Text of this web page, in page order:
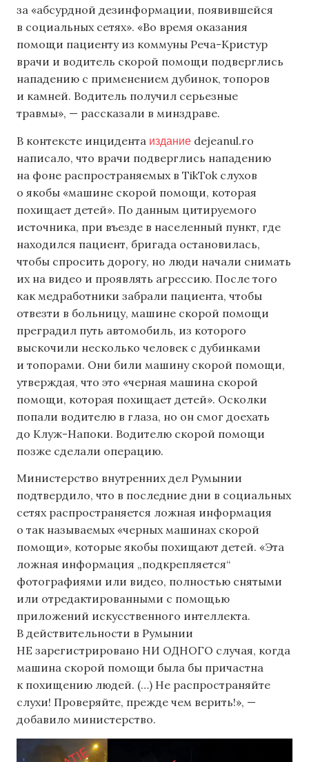
за «абсурдной дезинформации, появившейся
в социальных сетях». «Во время оказания
помощи пациенту из коммуны Реча-Кристур
врачи и водитель скорой помощи подверглись
нападению с применением дубинок, топоров
и камней. Водитель получил серьезные
травмы», — рассказали в минздраве.
В контексте инцидента издание dejeanul.ro
написало, что врачи подверглись нападению
на фоне распространяемых в TikTok слухов
о якобы «машине скорой помощи, которая
похищает детей». По данным цитируемого
источника, при въезде в населенный пункт, где
находился пациент, бригада остановилась,
чтобы спросить дорогу, но люди начали снимать
их на видео и проявлять агрессию. После того
как медработники забрали пациента, чтобы
отвезти в больницу, машине скорой помощи
преградил путь автомобиль, из которого
выскочили несколько человек с дубинками
и топорами. Они били машину скорой помощи,
утверждая, что это «черная машина скорой
помощи, которая похищает детей». Осколки
попали водителю в глаза, но он смог доехать
до Клуж-Напоки. Водителю скорой помощи
позже сделали операцию.
Министерство внутренних дел Румынии
подтвердило, что в последние дни в социальных
сетях распространяется ложная информация
о так называемых «черных машинах скорой
помощи», которые якобы похищают детей. «Эта
ложная информация „подкрепляется“
фотографиями или видео, полностью снятыми
или отредактированными с помощью
приложений искусственного интеллекта.
В действительности в Румынии
НЕ зарегистрировано НИ ОДНОГО случая, когда
машина скорой помощи была бы причастна
к похищению людей. (…) Не распространяйте
слухи! Проверяйте, прежде чем верить!», —
добавило министерство.